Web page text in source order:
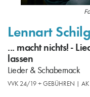
Lennart
... macht nichts! -
lassen
Lieder & Schabernack
VVK 24/19 + GEBÜHREN |